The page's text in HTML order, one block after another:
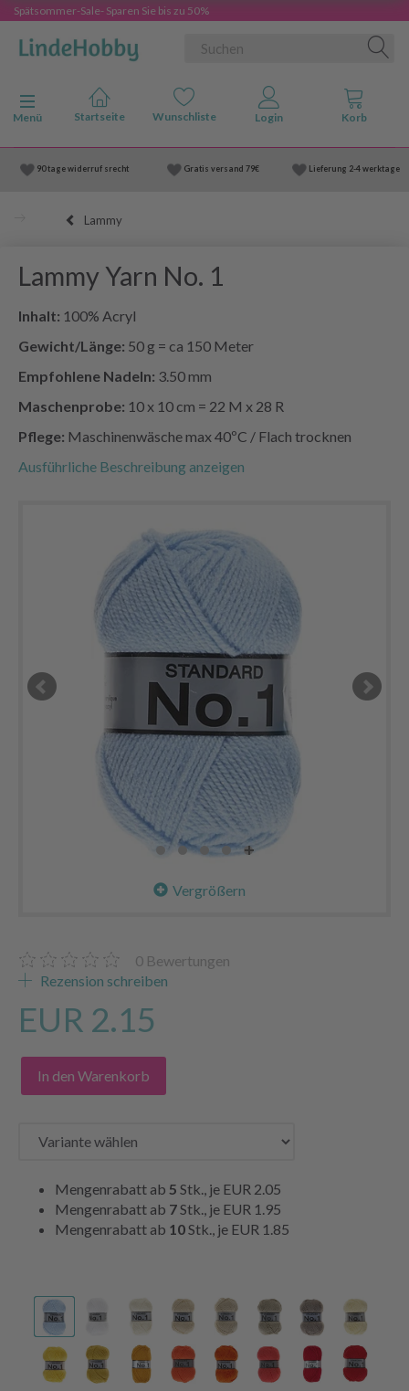
Spätsommer-Sale- Sparen Sie bis zu 50%
Anzeige ändern
Menü
90 tage widerruf srecht Gratis versand 79€ Lieferung 2-4 werktage
Lammy
Lammy Yarn No. 1
Inhalt: 100% Acryl
Gewicht/Länge: 50 g = ca 150 Meter
Empfohlene Nadeln: 3.50 mm
Maschenprobe: 10 x 10 cm = 22 M x 28 R
Pflege: Maschinenwäsche max 40ºC / Flach trocknen
Ausführliche Beschreibung anzeigen
Vergrößern
0 Bewertungen
Rezension schreiben
EUR 2.15
In den Warenkorb
Mengenrabatt ab 5 Stk., je EUR 2.05
Mengenrabatt ab 7 Stk., je EUR 1.95
Mengenrabatt ab 10 Stk., je EUR 1.85